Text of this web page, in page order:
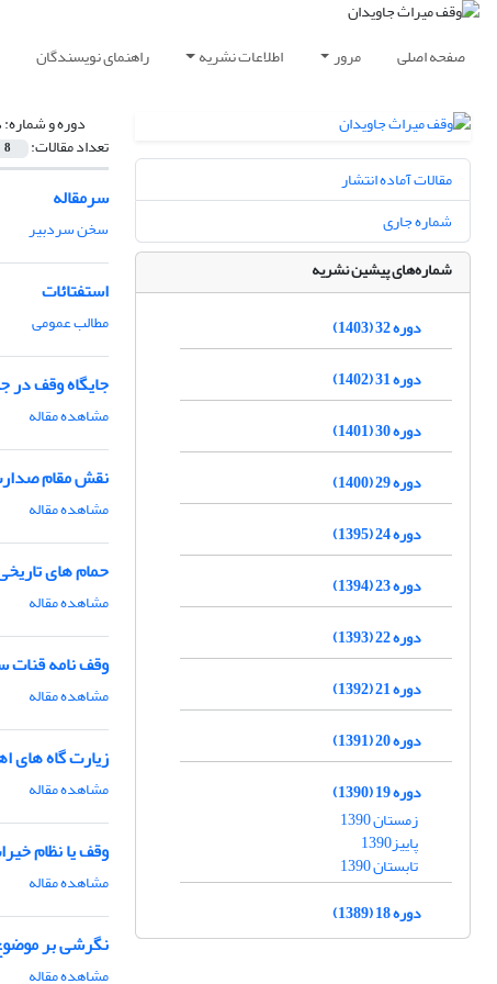
صفحه اصلی مرور اطلاعات نشریه راهنمای نویسندگان
دوره و شماره:
تعداد مقالات: 8
سرمقاله
سخن سردبیر
استفتائات
مطالب عمومی
جایگاه وقف
مشاهده مقاله
نقش مقام
مشاهده مقاله
حمام های
مشاهده مقاله
وقف نامه قنات
مشاهده مقاله
زیارت گاه های
مشاهده مقاله
وقف یا نظام
مشاهده مقاله
نگرشی بر
مشاهده مقاله
مقالات آماده انتشار
شماره جاری
شماره‌های پیشین نشریه
دوره 32 (1403)
دوره 31 (1402)
دوره 30 (1401)
دوره 29 (1400)
دوره 24 (1395)
دوره 23 (1394)
دوره 22 (1393)
دوره 21 (1392)
دوره 20 (1391)
دوره 19 (1390)
زمستان 1390
پاییز1390
تابستان 1390
دوره 18 (1389)